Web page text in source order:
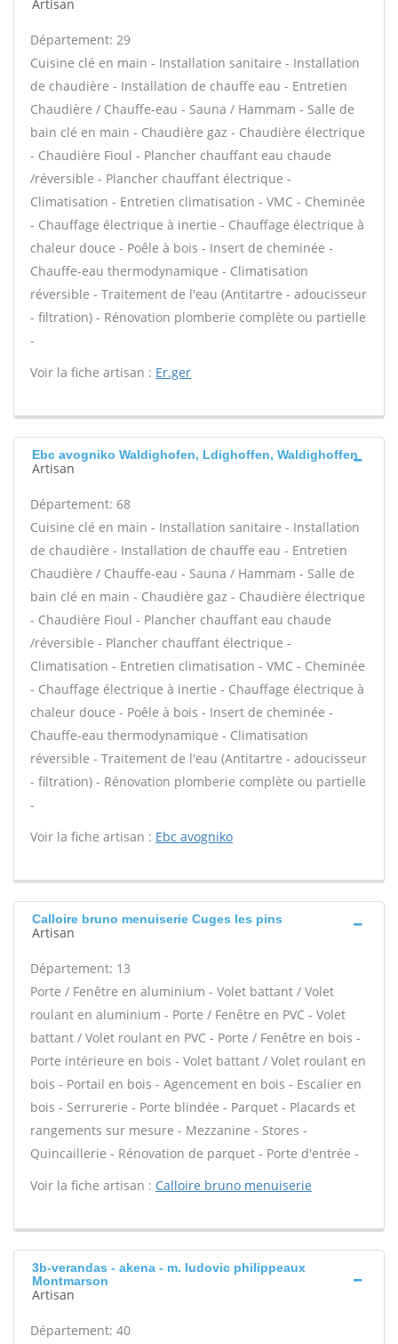
Artisan
Département: 29
Cuisine clé en main - Installation sanitaire - Installation
de chaudière - Installation de chauffe eau - Entretien
Chaudière / Chauffe-eau - Sauna / Hammam - Salle de
bain clé en main - Chaudière gaz - Chaudière électrique
- Chaudière Fioul - Plancher chauffant eau chaude
/réversible - Plancher chauffant électrique -
Climatisation - Entretien climatisation - VMC - Cheminée
- Chauffage électrique à inertie - Chauffage électrique à
chaleur douce - Poêle à bois - Insert de cheminée -
Chauffe-eau thermodynamique - Climatisation
réversible - Traitement de l'eau (Antitartre - adoucisseur
- filtration) - Rénovation plomberie complète ou partielle
-
Voir la fiche artisan : Er.ger
Ebc avogniko Waldighofen, Ldighoffen, Waldighoffen
Artisan
Département: 68
Cuisine clé en main - Installation sanitaire - Installation
de chaudière - Installation de chauffe eau - Entretien
Chaudière / Chauffe-eau - Sauna / Hammam - Salle de
bain clé en main - Chaudière gaz - Chaudière électrique
- Chaudière Fioul - Plancher chauffant eau chaude
/réversible - Plancher chauffant électrique -
Climatisation - Entretien climatisation - VMC - Cheminée
- Chauffage électrique à inertie - Chauffage électrique à
chaleur douce - Poêle à bois - Insert de cheminée -
Chauffe-eau thermodynamique - Climatisation
réversible - Traitement de l'eau (Antitartre - adoucisseur
- filtration) - Rénovation plomberie complète ou partielle
-
Voir la fiche artisan : Ebc avogniko
Calloire bruno menuiserie Cuges les pins
Artisan
Département: 13
Porte / Fenêtre en aluminium - Volet battant / Volet
roulant en aluminium - Porte / Fenêtre en PVC - Volet
battant / Volet roulant en PVC - Porte / Fenêtre en bois -
Porte intérieure en bois - Volet battant / Volet roulant en
bois - Portail en bois - Agencement en bois - Escalier en
bois - Serrurerie - Porte blindée - Parquet - Placards et
rangements sur mesure - Mezzanine - Stores -
Quincaillerie - Rénovation de parquet - Porte d'entrée -
Voir la fiche artisan : Calloire bruno menuiserie
3b-verandas - akena - m. ludovic philippeaux
Montmarson
Artisan
Département: 40